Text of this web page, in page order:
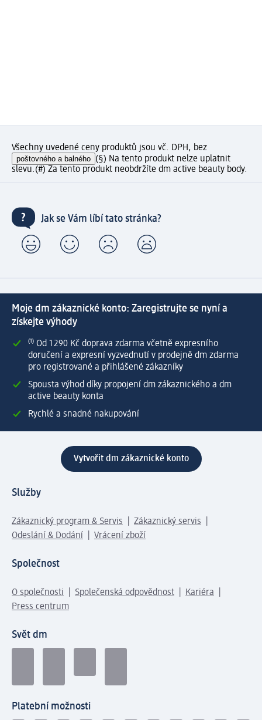
Všechny uvedené ceny produktů jsou vč. DPH, bez
poštovného a balného (§) Na tento produkt nelze uplatnit
slevu.(#) Za tento produkt neobdržíte dm active beauty body.
Jak se Vám líbí tato stránka?
Moje dm zákaznické konto: Zaregistrujte se nyní a
získejte výhody
⁽¹⁾ Od 1 290 Kč doprava zdarma včetně expresního
doručení a expresní vyzvednutí v prodejně dm zdarma
pro registrované a přihlášené zákazníky
Spousta výhod díky propojení dm zákaznického a dm
active beauty konta
Rychlé a snadné nakupování
Vytvořit dm zákaznické konto
Služby
Zákaznický program & Servis
Zákaznický servis
Odeslání & Dodání
Vrácení zboží
Společnost
O společnosti Společenská odpovědnost
Kariéra
Press centrum
Svět dm
Platební možnosti